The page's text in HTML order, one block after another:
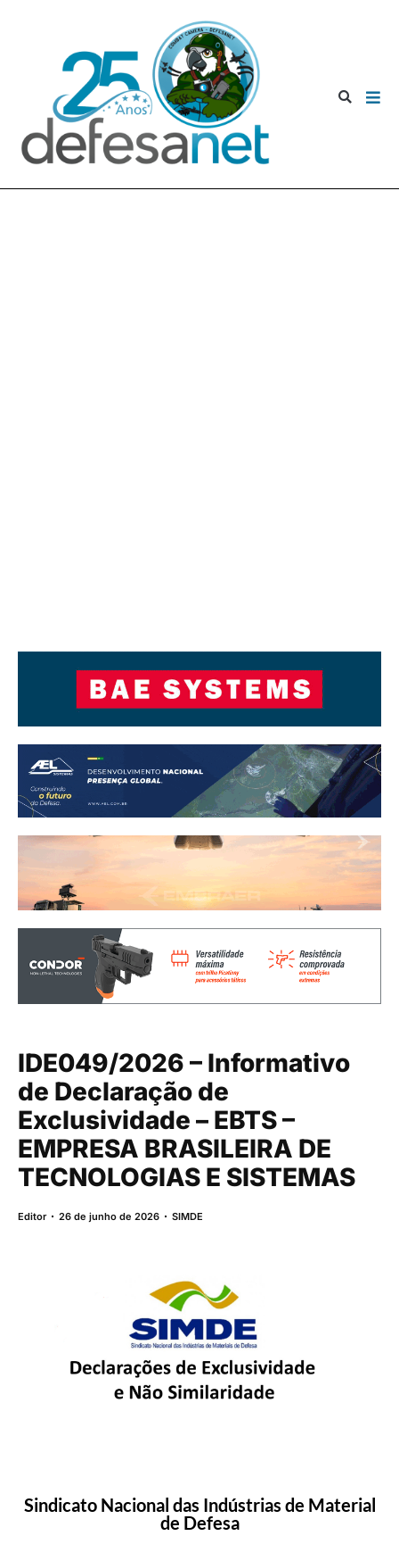
IDE049/2026 – Informativo
de Declaração de
Exclusividade – EBTS –
EMPRESA BRASILEIRA DE
TECNOLOGIAS E SISTEMAS
Editor 26 de junho de 2026 SIMDE
Sindicato Nacional das Indústrias de Material
de Defesa